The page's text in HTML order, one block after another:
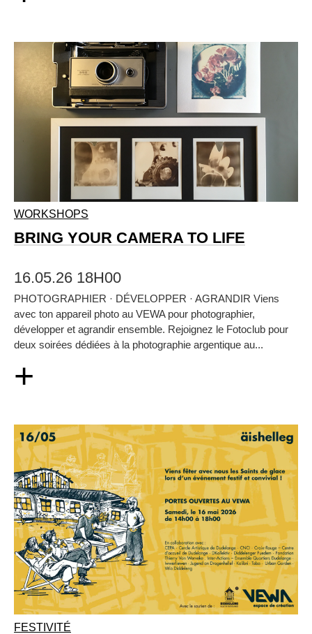
WORKSHOPS
BRING YOUR CAMERA TO LIFE
16.05.26 18H00
PHOTOGRAPHIER · DÉVELOPPER · AGRANDIR Viens
avec ton appareil photo au VEWA pour photographier,
développer et agrandir ensemble. Rejoignez le Fotoclub pour
deux soirées dédiées à la photographie argentique au...
+
FESTIVITÉ